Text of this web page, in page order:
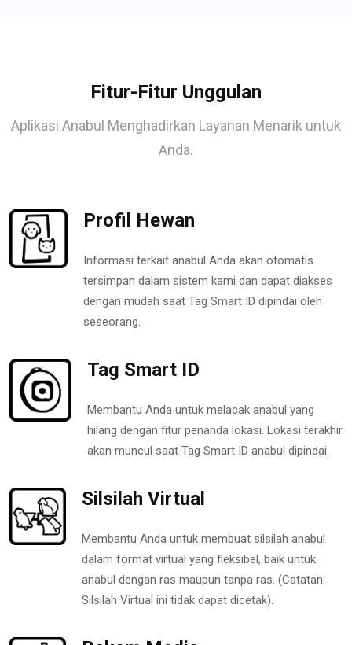
Fitur-Fitur Unggulan
Aplikasi Anabul Menghadirkan Layanan Menarik untuk
Anda.
Profil Hewan
Informasi terkait anabul Anda akan otomatis
tersimpan dalam sistem kami dan dapat diakses
dengan mudah saat Tag Smart ID dipindai oleh
seseorang.
Tag Smart ID
Membantu Anda untuk melacak anabul yang
hilang dengan fitur penanda lokasi. Lokasi terakhir
akan muncul saat Tag Smart ID anabul dipindai.
Silsilah Virtual
Membantu Anda untuk membuat silsilah anabul
dalam format virtual yang fleksibel, baik untuk
anabul dengan ras maupun tanpa ras. (Catatan:
Silsilah Virtual ini tidak dapat dicetak).